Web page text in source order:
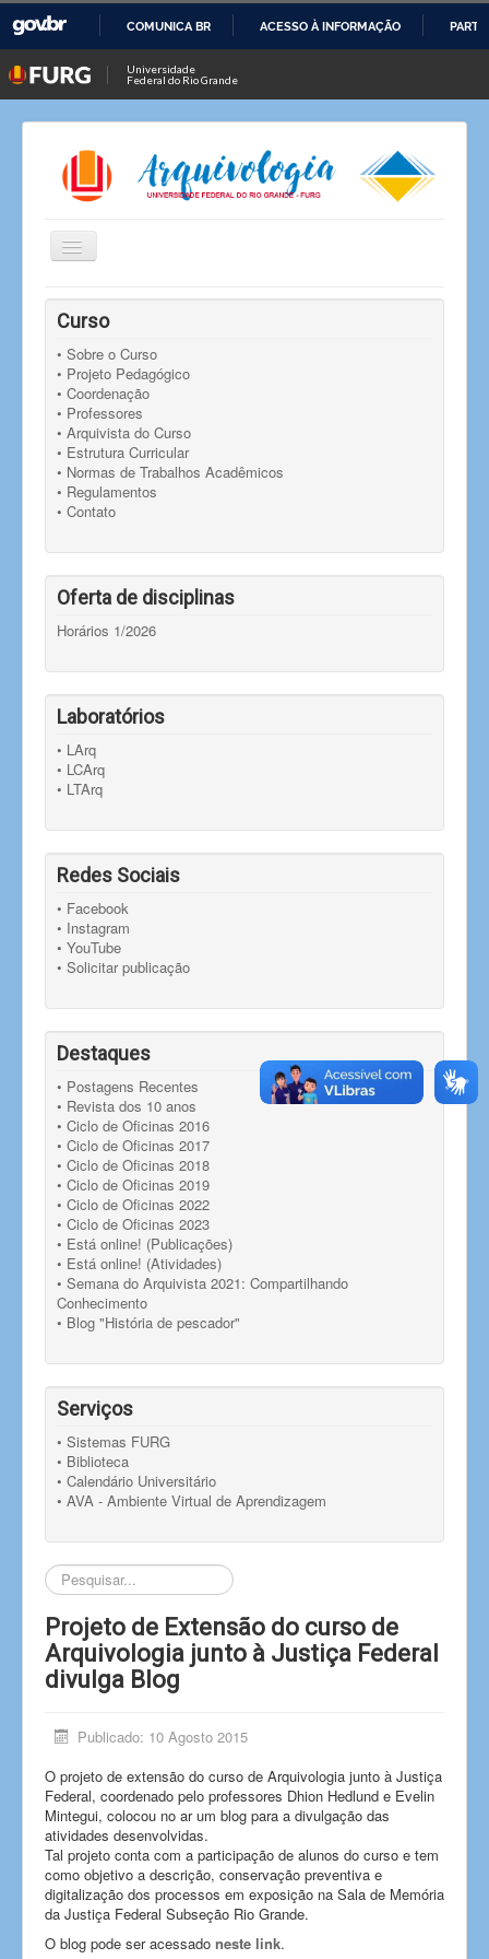
O
CONTEÚDO
COMUNICA BR ACESSO À INFORMAÇÃO
Universidade
Federal do Rio Grande
Alternar
Navegação
Você está aqui:
Projeto de Extensão do curso de Arquivologia junto à
Justiça Federal divulga Blog
Curso
• Sobre o Curso
• Projeto Pedagógico
• Coordenação
• Professores
• Arquivista do Curso
• Estrutura Curricular
• Normas de Trabalhos Acadêmicos
• Regulamentos
• Contato
Oferta de disciplinas
Horários 1/2026
Laboratórios
• LArq
• LCArq
• LTArq
Redes Sociais
• Facebook
• Instagram
• YouTube
• Solicitar publicação
Destaques
• Postagens Recentes
• Revista dos 10 anos
• Ciclo de Oficinas 2016
• Ciclo de Oficinas 2017
• Ciclo de Oficinas 2018
• Ciclo de Oficinas 2019
• Ciclo de Oficinas 2022
• Ciclo de Oficinas 2023
• Está online! (Publicações)
• Está online! (Atividades)
• Semana do Arquivista 2021: Compartilhando
Conhecimento
• Blog "História de pescador"
Serviços
• Sistemas FURG
• Biblioteca
• Calendário Universitário
• AVA - Ambiente Virtual de Aprendizagem
Pesquisar...
Projeto de Extensão do curso de
Arquivologia junto à Justiça Federal
divulga Blog
Publicado: 10 Agosto 2015
O projeto de extensão do curso de Arquivologia junto à Justiça
Federal, coordenado pelo professores Dhion Hedlund e Evelin
Mintegui, colocou no ar um blog para a divulgação das
atividades desenvolvidas.
Tal projeto conta com a participação de alunos do curso e tem
como objetivo a descrição, conservação preventiva e
digitalização dos processos em exposição na Sala de Memória
da Justiça Federal Subseção Rio Grande.
O blog pode ser acessado neste link.